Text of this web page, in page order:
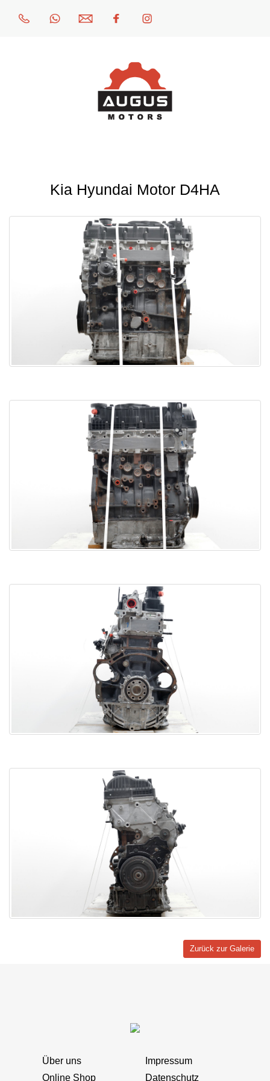
Kia Hyundai Motor D4HA
Zurück zur Galerie
Über uns
Impressum
Online Shop
Datenschutz